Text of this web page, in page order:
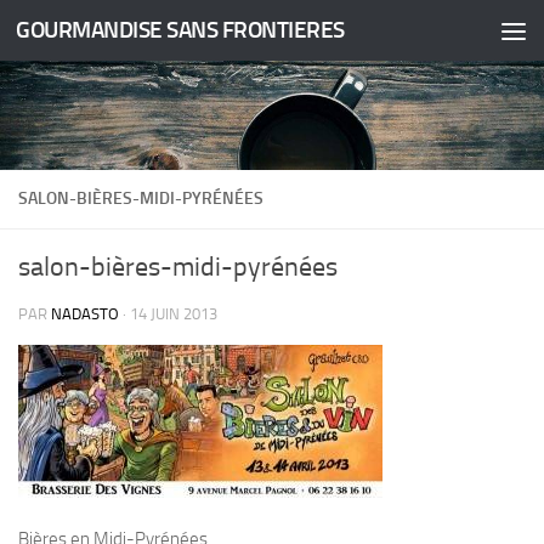
Skip to content
GOURMANDISE SANS FRONTIERES
SALON-BIÈRES-MIDI-PYRÉNÉES
salon-bières-midi-pyrénées
PAR NADASTO · 14 JUIN 2013
Bières en Midi-Pyrénées